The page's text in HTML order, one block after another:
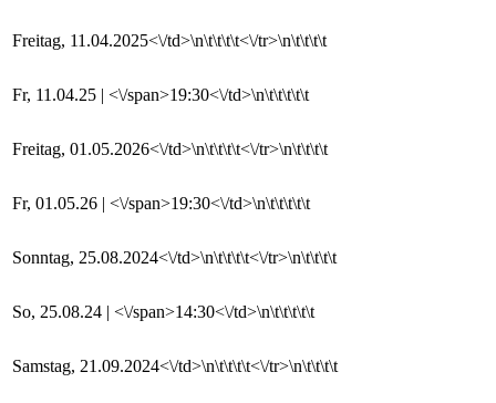
Freitag, 11.04.2025<\/td>\n\t\t\t\t<\/tr>\n\t\t\t\t
Fr, 11.04.25 | <\/span>19:30<\/td>\n\t\t\t\t\t
Freitag, 01.05.2026<\/td>\n\t\t\t\t<\/tr>\n\t\t\t\t
Fr, 01.05.26 | <\/span>19:30<\/td>\n\t\t\t\t\t
Sonntag, 25.08.2024<\/td>\n\t\t\t\t<\/tr>\n\t\t\t\t
So, 25.08.24 | <\/span>14:30<\/td>\n\t\t\t\t\t
Samstag, 21.09.2024<\/td>\n\t\t\t\t<\/tr>\n\t\t\t\t